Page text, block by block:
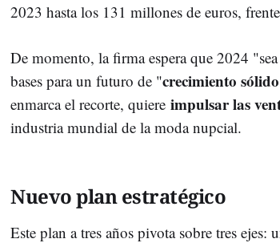
2023 hasta los 131 millones de euros,
De momento, la firma espera que 2024
bases para un futuro de "crecimiento sólido
enmarca el recorte, quiere impulsar las
industria mundial de la moda nupcial.
Nuevo plan estratégico
Este plan a tres años pivota sobre tres ejes: